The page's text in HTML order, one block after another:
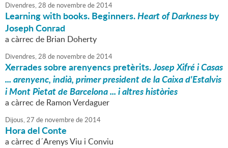
Divendres,28 de novembrede2014
Learning with books. Beginners.Heart of Darknessby
Joseph Conrad
a càrrec de Brian Doherty
Divendres,28 de novembrede2014
Xerrades sobre arenyencs pretèrits.Josep Xifré i Casas
... arenyenc, indià, primer president de la Caixa d'Estalvis
i Mont Pietat de Barcelona ... i altres històries
a càrrec de Ramon Verdaguer
Dijous,27 de novembrede2014
Hora del Conte
a càrrec d´Arenys Viu i Conviu